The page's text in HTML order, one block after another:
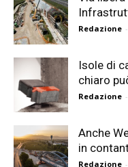
Redazione -
Isole di
chiaro
Redazione -
Anche
in
Redazione -